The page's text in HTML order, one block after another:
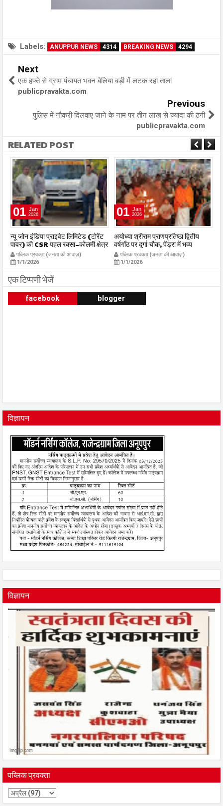
Labels: ANUPPUR NEWS 4314 BREAKING NEWS 4294
Next
एक हफ्ते से ग्राम पंचायत भवन बेलिया बड़ी में लटक रहा ताला
publicpravakta.com
Previous
पुलिस में नौकरी दिलवाए जाने के नाम पर तीन लाख से ज्यादा की ठगी
publicpravakta.com
RELATED POST
01 Jan
2026
न्यू जोन इंडिया प्राइवेट लिमिटेड (टोरेंट
पावर) की CSR पहल रक्सा–कोलमी क्षेत्र
में चलित अस्पताल एम्बुलेंस सेवा का
शुभारंभ publicpravakta.com
पब्लिक प्रवक्ता (जनता की आवाज़)
1/1/2026
01 Jan
2026
अयोध्या श्रीराम प्राणप्रतिष्ठा द्वितीय
वर्षगाँठ पर दुर्गा चौक, पेंड्रा में भव्य
महाआरती सम्पन्न
publicpravakta.com
पब्लिक प्रवक्ता (जनता की आवाज़)
1/1/2026
एक टिप्पणी भेजें
facebook blogger
विज्ञापन
विज्ञापन
पब्लिक प्रवक्ता